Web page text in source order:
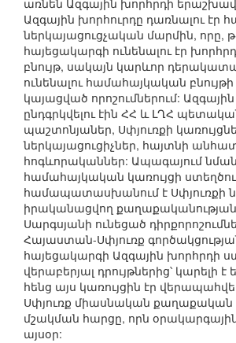
առնեն Ազգային խորհրդի
Ազգային խորհուրդը դառնալու էր
ներկայացուցչական մարմին, որը,
հայեցակարգի ունենալու էր
բնույթ, սակայն կարևոր
ունենալու համահայկական
կայացված որոշումներում:
ընդգրկվելու էին ՀՀ և ԼՂՀ
պաշտոնյաներ, Սփյուռքի
ներկայացուցիչներ, հայտնի
հոգևորականներ: Ապագայում նման
համահայկական կառույցի
համապատասխանում է Սփյուռքի
իրականացվող քաղաքականության
Սարգսյանի ունեցած
Հայաստան-Սփյուռք
հայեցակարգի Ազգային խորհրդի
վերաբերյալ դրույթներից՝ կարելի է
հենց այս կառույցին էր
Սփյուռք միասնական քաղաքական
մշակման հարցը, որն
այսօր: